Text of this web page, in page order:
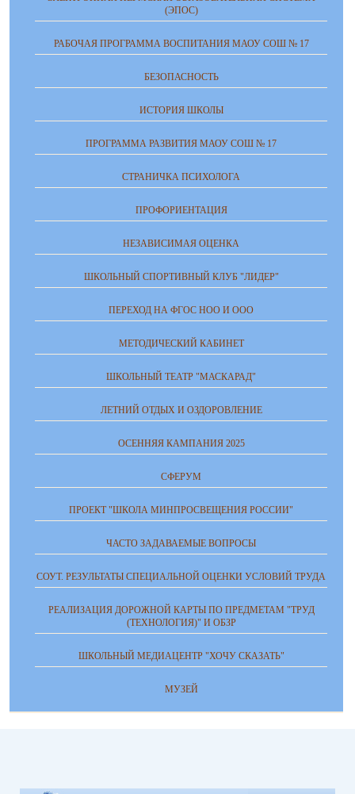
(ЭПОС)
РАБОЧАЯ ПРОГРАММА ВОСПИТАНИЯ МАОУ СОШ № 17
БЕЗОПАСНОСТЬ
ИСТОРИЯ ШКОЛЫ
ПРОГРАММА РАЗВИТИЯ МАОУ СОШ № 17
СТРАНИЧКА ПСИХОЛОГА
ПРОФОРИЕНТАЦИЯ
НЕЗАВИСИМАЯ ОЦЕНКА
ШКОЛЬНЫЙ СПОРТИВНЫЙ КЛУБ "ЛИДЕР"
ПЕРЕХОД НА ФГОС НОО И ООО
МЕТОДИЧЕСКИЙ КАБИНЕТ
ШКОЛЬНЫЙ ТЕАТР "МАСКАРАД"
ЛЕТНИЙ ОТДЫХ И ОЗДОРОВЛЕНИЕ
ОСЕННЯЯ КАМПАНИЯ 2025
СФЕРУМ
ПРОЕКТ "ШКОЛА МИНПРОСВЕЩЕНИЯ РОССИИ"
ЧАСТО ЗАДАВАЕМЫЕ ВОПРОСЫ
СОУТ. РЕЗУЛЬТАТЫ СПЕЦИАЛЬНОЙ ОЦЕНКИ УСЛОВИЙ ТРУДА
РЕАЛИЗАЦИЯ ДОРОЖНОЙ КАРТЫ ПО ПРЕДМЕТАМ "ТРУД
(ТЕХНОЛОГИЯ)" И ОБЗР
ШКОЛЬНЫЙ МЕДИАЦЕНТР "ХОЧУ СКАЗАТЬ"
МУЗЕЙ